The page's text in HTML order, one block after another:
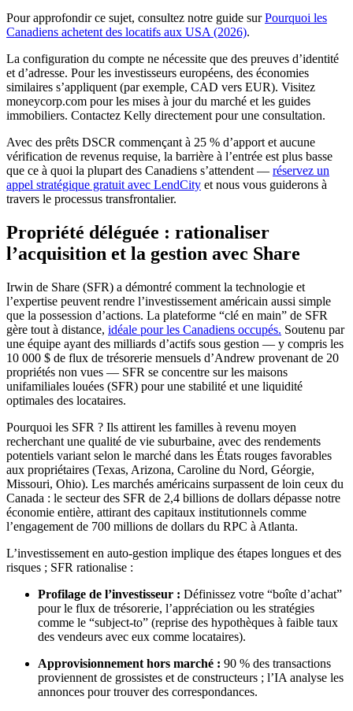
Pour approfondir ce sujet, consultez notre guide surPourquoi les
Canadiens achetent des locatifs aux USA (2026).
La configuration du compte ne nécessite que des preuves d’identité
et d’adresse. Pour les investisseurs européens, des économies
similaires s’appliquent (par exemple, CAD vers EUR). Visitez
moneycorp.com pour les mises à jour du marché et les guides
immobiliers. Contactez Kelly directement pour une consultation.
Avec des prêts DSCR commençant à 25 % d’apport et aucune
vérification de revenus requise, la barrière à l’entrée est plus basse
que ce à quoi la plupart des Canadiens s’attendent — réservez un
appel stratégique gratuit avec LendCity et nous vous guiderons à
travers le processus transfrontalier.
Propriété déléguée : rationaliser
l’acquisition et la gestion avec Share
Irwin de Share (SFR) a démontré comment la technologie et
l’expertise peuvent rendre l’investissement américain aussi simple
que la possession d’actions. La plateforme “clé en main” de SFR
gère tout à distance, idéale pour les Canadiens occupés. Soutenu par
une équipe ayant des milliards d’actifs sous gestion — y compris les
10 000 $ de flux de trésorerie mensuels d’Andrew provenant de 20
propriétés non vues — SFR se concentre sur les maisons
unifamiliales louées (SFR) pour une stabilité et une liquidité
optimales des locataires.
Pourquoi les SFR ? Ils attirent les familles à revenu moyen
recherchant une qualité de vie suburbaine, avec des rendements
potentiels variant selon le marché dans les États rouges favorables
aux propriétaires (Texas, Arizona, Caroline du Nord, Géorgie,
Missouri, Ohio). Les marchés américains surpassent de loin ceux du
Canada : le secteur des SFR de 2,4 billions de dollars dépasse notre
économie entière, attirant des capitaux institutionnels comme
l’engagement de 700 millions de dollars du RPC à Atlanta.
L’investissement en auto-gestion implique des étapes longues et des
risques ; SFR rationalise :
Profilage de l’investisseur : Définissez votre “boîte d’achat”
pour le flux de trésorerie, l’appréciation ou les stratégies
comme le “subject-to” (reprise des hypothèques à faible taux
des vendeurs avec eux comme locataires).
Approvisionnement hors marché : 90 % des transactions
proviennent de grossistes et de constructeurs ; l’IA analyse les
annonces pour trouver des correspondances.